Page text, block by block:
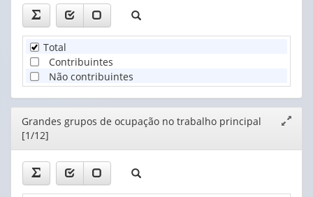
Total
Contribuintes
Não contribuintes
Editor
Grandes grupos de ocupação no trabalho principal
[1/12]